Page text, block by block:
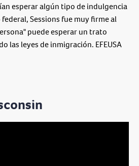
esperar algún tipo de indulgencia
Sessions fue muy firme al
puede esperar un trato
las leyes de inmigración. EFEUSA